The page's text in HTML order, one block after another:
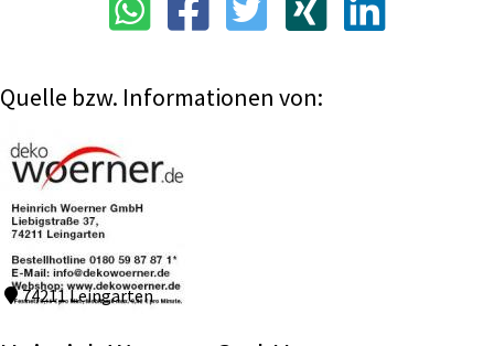
Quelle bzw. Informationen von:
74211 Leingarten